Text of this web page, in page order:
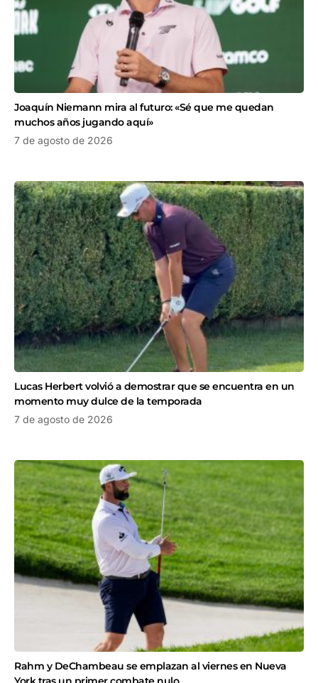
Joaquín Niemann mira al futuro: «Sé que me quedan
muchos años jugando aquí»
7 de agosto de 2026
Lucas Herbert volvió a demostrar que se encuentra en un
momento muy dulce de la temporada
7 de agosto de 2026
Rahm y DeChambeau se emplazan al viernes en Nueva